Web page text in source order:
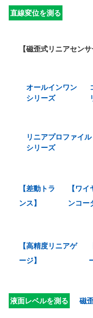
直線変位を測る
【磁歪式リニアセンサ
オールインワン
シリーズ
リニアプロファイル
シリーズ
【差動トラ
ンス】
【ワ
ンコー
【高精度リニアゲ
ージ】
液面レベルを測る 磁